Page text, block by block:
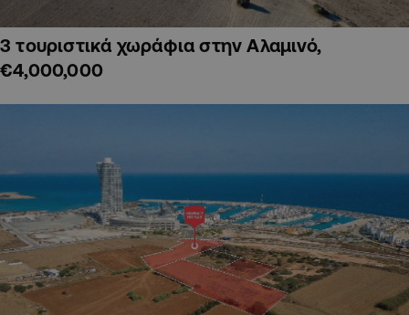
3 τουριστικά χωράφια στην Αλαμινό,
€4,000,000